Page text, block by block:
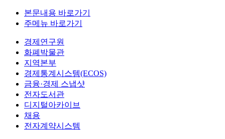
본문내용 바로가기
주메뉴 바로가기
경제연구원
화폐박물관
지역본부
경제통계시스템(ECOS)
금융·경제 스냅샷
전자도서관
디지털아카이브
채용
전자계약시스템